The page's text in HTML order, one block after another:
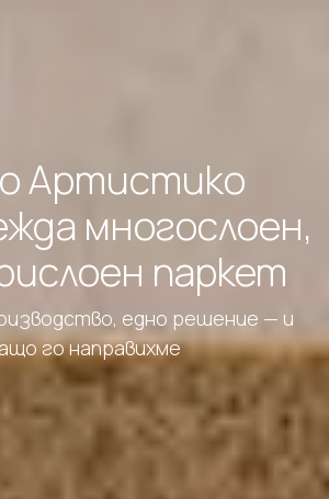
Артистико
многослоен,
паркет
едно решение — и
го направихме